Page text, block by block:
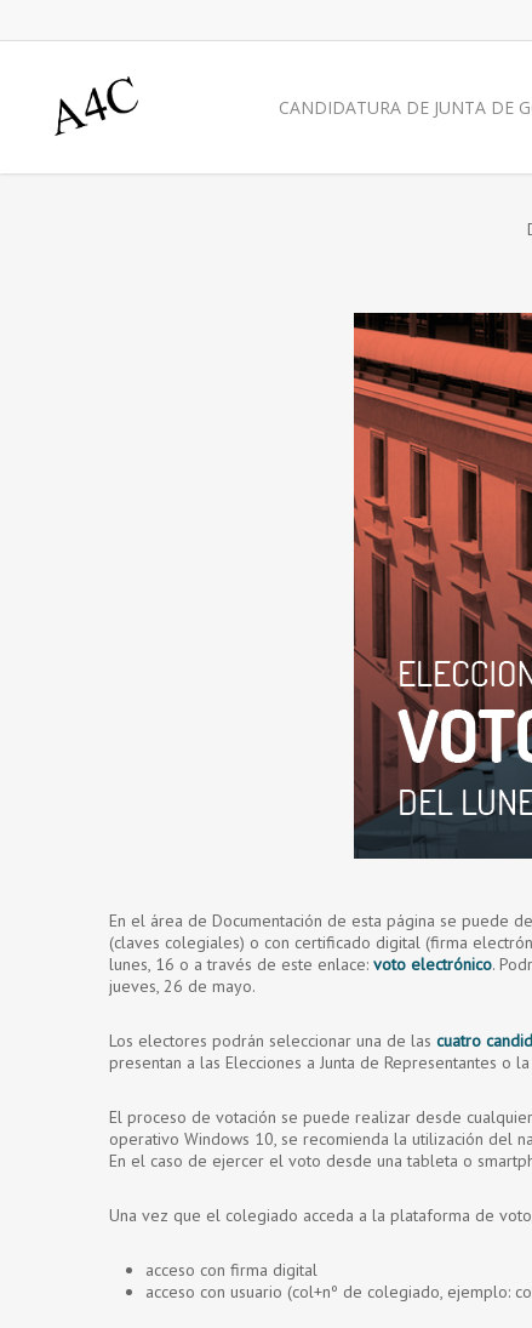
CANDIDATURA DE JUNTA DE
En el área de Documentación de esta página se puede
(claves colegiales) o con certificado digital (firma
lunes, 16 o a través de este enlace: voto electrónico.
jueves, 26 de mayo.
Los electores podrán seleccionar una de las cuatro
presentan a las Elecciones a Junta de Representantes o
El proceso de votación se puede realizar desde
operativo Windows 10, se recomienda la utilización del
En el caso de ejercer el voto desde una tableta o
Una vez que el colegiado acceda a la plataforma de
acceso con firma digital
acceso con usuario (col+nº de colegiado, ejemplo: